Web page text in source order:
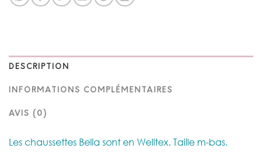
DESCRIPTION
INFORMATIONS COMPLÉMENTAIRES
AVIS (0)
Les chaussettes Bella sont en Welltex. Taille m-bas.